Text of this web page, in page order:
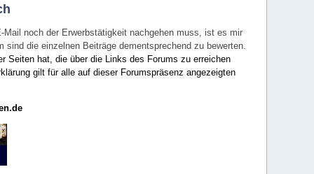
noch der Erwerbstätigkeit nachgehen muss, ist es mir
die einzelnen Beiträge dementsprechend zu bewerten.
Seiten hat, die über die Links des Forums zu erreichen
gilt für alle auf dieser Forumspräsenz angezeigten